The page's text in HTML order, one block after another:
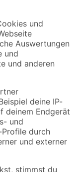
verpassen!